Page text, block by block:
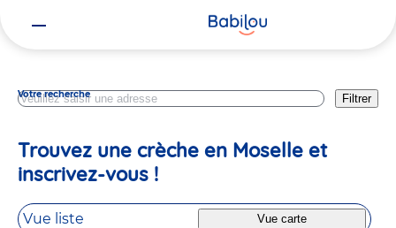
Votre recherche Filtrer
Trouvez une crèche en Moselle et
inscrivez-vous !
Vue liste Vue carte